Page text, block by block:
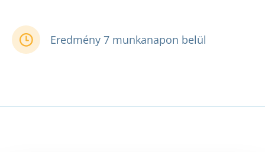
Eredmény 7 munkanapon belül